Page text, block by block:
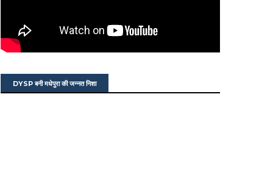
DYSP बनी मधेपुरा की जन्नत निशा